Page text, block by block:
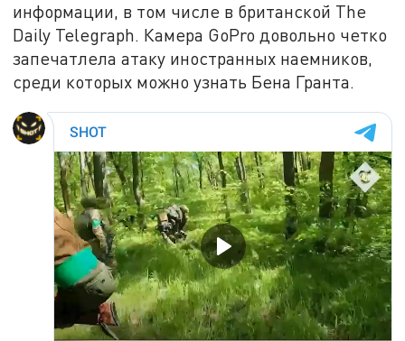
информации, в том числе в британской The
Daily Telegraph. Камера GoPro довольно четко
запечатлела атаку иностранных наемников,
среди которых можно узнать Бена Гранта.